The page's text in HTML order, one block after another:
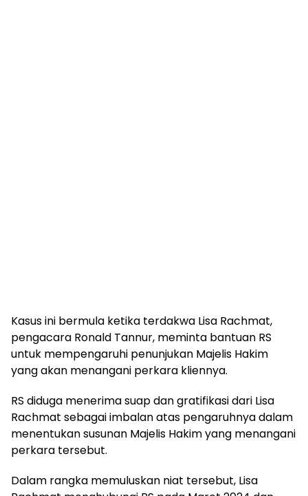
Kasus ini bermula ketika terdakwa Lisa Rachmat,
pengacara Ronald Tannur, meminta bantuan RS
untuk mempengaruhi penunjukan Majelis Hakim
yang akan menangani perkara kliennya.
RS diduga menerima suap dan gratifikasi dari Lisa
Rachmat sebagai imbalan atas pengaruhnya dalam
menentukan susunan Majelis Hakim yang menangani
perkara tersebut.
Dalam rangka memuluskan niat tersebut, Lisa